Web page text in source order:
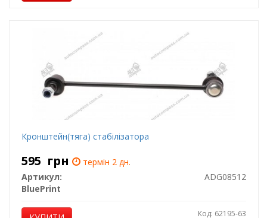
Кронштейн(тяга) стабілізатора
595 грн
термін 2 дн.
Артикул:
ADG08512
BluePrint
Код: 62195-63